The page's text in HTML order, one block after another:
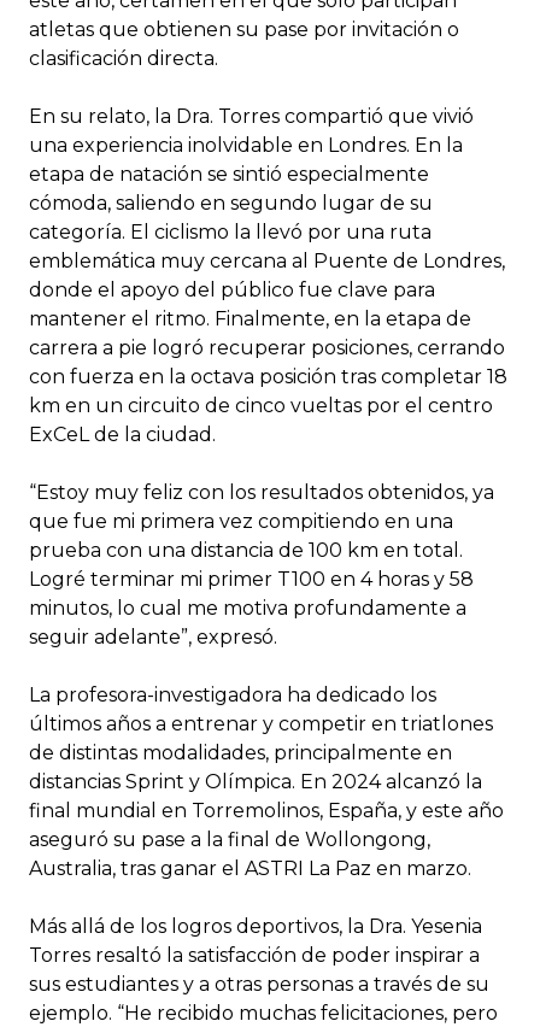
atletas que obtienen su pase por invitación o
clasificación directa.
En su relato, la Dra. Torres compartió que vivió
una experiencia inolvidable en Londres. En la
etapa de natación se sintió especialmente
cómoda, saliendo en segundo lugar de su
categoría. El ciclismo la llevó por una ruta
emblemática muy cercana al Puente de Londres,
donde el apoyo del público fue clave para
mantener el ritmo. Finalmente, en la etapa de
carrera a pie logró recuperar posiciones, cerrando
con fuerza en la octava posición tras completar 18
km en un circuito de cinco vueltas por el centro
ExCeL de la ciudad.
“Estoy muy feliz con los resultados obtenidos, ya
que fue mi primera vez compitiendo en una
prueba con una distancia de 100 km en total.
Logré terminar mi primer T100 en 4 horas y 58
minutos, lo cual me motiva profundamente a
seguir adelante”, expresó.
La profesora-investigadora ha dedicado los
últimos años a entrenar y competir en triatlones
de distintas modalidades, principalmente en
distancias Sprint y Olímpica. En 2024 alcanzó la
final mundial en Torremolinos, España, y este año
aseguró su pase a la final de Wollongong,
Australia, tras ganar el ASTRI La Paz en marzo.
Más allá de los logros deportivos, la Dra. Yesenia
Torres resaltó la satisfacción de poder inspirar a
sus estudiantes y a otras personas a través de su
ejemplo. “He recibido muchas felicitaciones, pero